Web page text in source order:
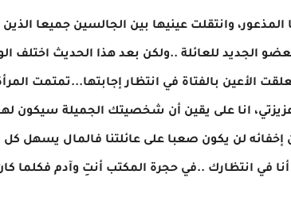
المذعور، وانتقلت عينيها بين الجالسين جميعا
الجديد للعائلة ..ولكن بعد هذا الحديث اختلف
الأعين بالفتاة في انتظار إجابتها...تمتمت
انا على يقين أن شخصيتك الجميلة سيكون
إخفائه لن يكون صعبا على عائلتنا فالمال يسهل
في انتظارك ..في حجرة المكتب أنتِ وآدم فكلما